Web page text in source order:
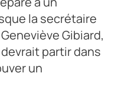
la secrétaire
Gibiard,
partir dans
un